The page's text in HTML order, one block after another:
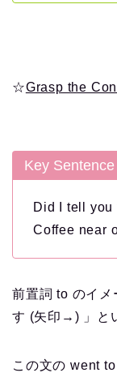
☆Grasp the
Key Sentence
Did I tell you
Coffee near
前置詞 to のイメ
す (矢印→) 」と
この文の went